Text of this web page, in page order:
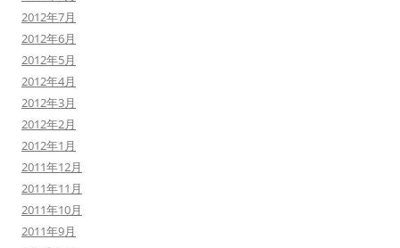
2012年7月
2012年6月
2012年5月
2012年4月
2012年3月
2012年2月
2012年1月
2011年12月
2011年11月
2011年10月
2011年9月